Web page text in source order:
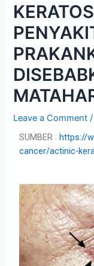
Leave a Comment
SUMBER :https://
cancer/actinic-